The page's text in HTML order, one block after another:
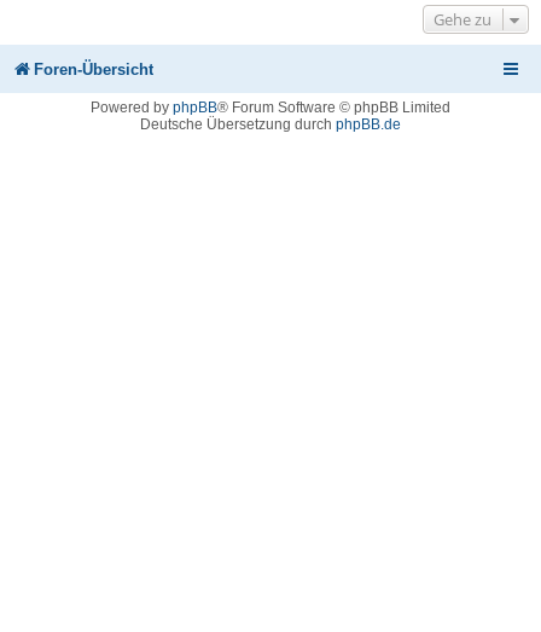
Gehe zu
Foren-Übersicht
Powered by phpBB® Forum Software © phpBB Limited
Deutsche Übersetzung durch phpBB.de